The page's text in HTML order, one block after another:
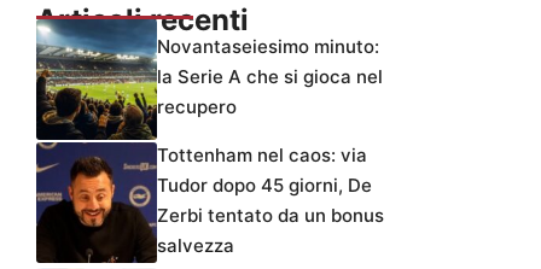
Articoli recenti
Novantaseiesimo minuto:
la Serie A che si gioca nel
recupero
Tottenham nel caos: via
Tudor dopo 45 giorni, De
Zerbi tentato da un bonus
salvezza